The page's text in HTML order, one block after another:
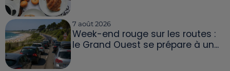
7 août 2026
Week-end rouge sur les routes :
le Grand Ouest se prépare à un...